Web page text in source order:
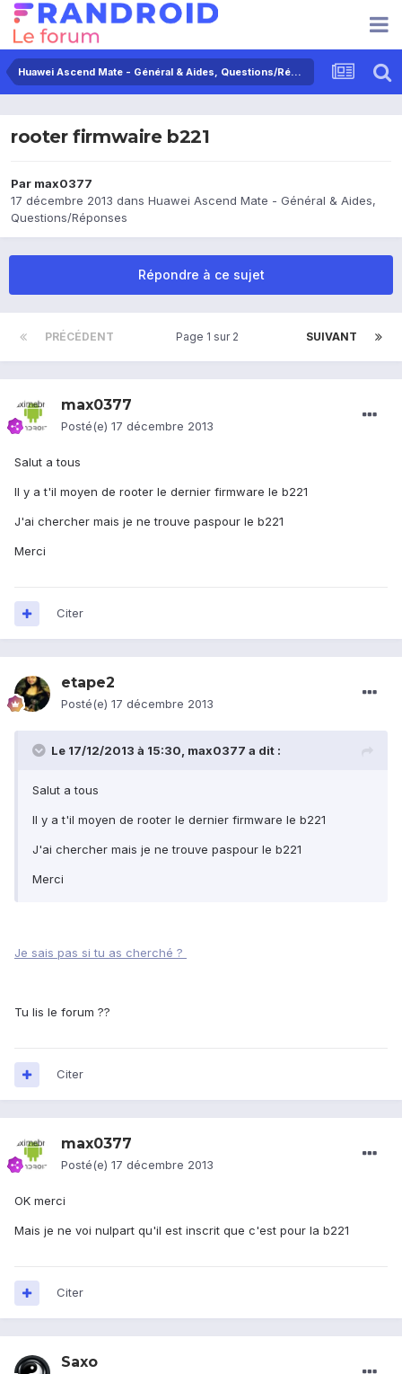
Huawei Ascend Mate - Général & Aides, Questions/Réponses
rooter firmwaire b221
Par max0377
17 décembre 2013 dans Huawei Ascend Mate - Général & Aides,
Questions/Réponses
Répondre à ce sujet
PRÉCÉDENT SUIVANT
Page 1 sur 2
max0377
Posté(e) 17 décembre 2013
Salut a tous
Il y a t'il moyen de rooter le dernier firmware le b221
J'ai chercher mais je ne trouve paspour le b221
Merci
Citer
etape2
Posté(e) 17 décembre 2013
Le 17/12/2013 à 15:30, max0377 a dit :
Salut a tous
Il y a t'il moyen de rooter le dernier firmware le b221
J'ai chercher mais je ne trouve paspour le b221
Merci
Je sais pas si tu as cherché ?
Tu lis le forum ??
Citer
max0377
Posté(e) 17 décembre 2013
OK merci
Mais je ne voi nulpart qu'il est inscrit que c'est pour la b221
Citer
Saxo